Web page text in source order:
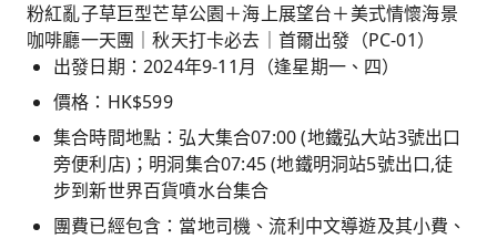
粉紅亂子草巨型芒草公園＋海上展望台＋美式情懷海景
咖啡廳一天團｜秋天打卡必去｜首爾出發（PC-01）
出發日期：2024年9-11月（逢星期一、四）
價格：HK$599
集合時間地點：弘大集合07:00 (地鐵弘大站3號出口
旁便利店)；明洞集合07:45 (地鐵明洞站5號出口,徒
步到新世界百貨噴水台集合
團費已經包含：當地司機、流利中文導遊及其小費、